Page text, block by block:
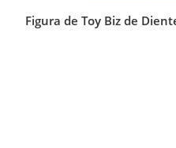
Figura de Toy Biz de